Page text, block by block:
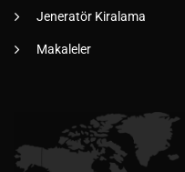
Jeneratör Kiralama
Makaleler